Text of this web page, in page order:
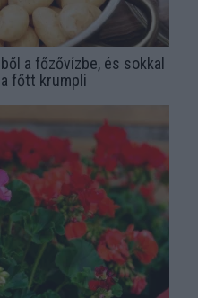
a főzővízbe, és sokkal
főtt krumpli